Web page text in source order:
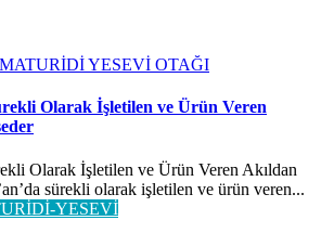
MATURİDİ YESEVİ OTAĞI
Olarak İşletilen ve Ürün Veren
Olarak İşletilen ve Ürün Veren Akıldan
sürekli olarak işletilen ve ürün veren...
YESEVİ